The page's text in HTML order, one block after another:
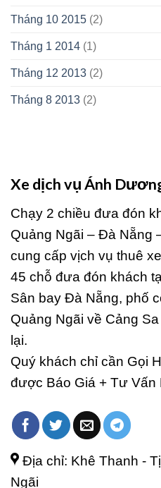
Tháng 10 2015 (2)
Tháng 1 2014 (1)
Tháng 12 2013 (2)
Tháng 8 2013 (2)
Xe dịch vụ Ánh
Chạy 2 chiều đưa đón
Quảng Ngãi – Đà Nẵng
cung cấp vịch vụ thuê
45 chỗ đưa đón khách
Sân bay Đà Nẵng, phố
Quảng Ngãi về Cảng
lại.
Quý khách chỉ cần Gọi
được Báo Giá + Tư Vấn
Địa chỉ: Khê Thanh -
Ngãi